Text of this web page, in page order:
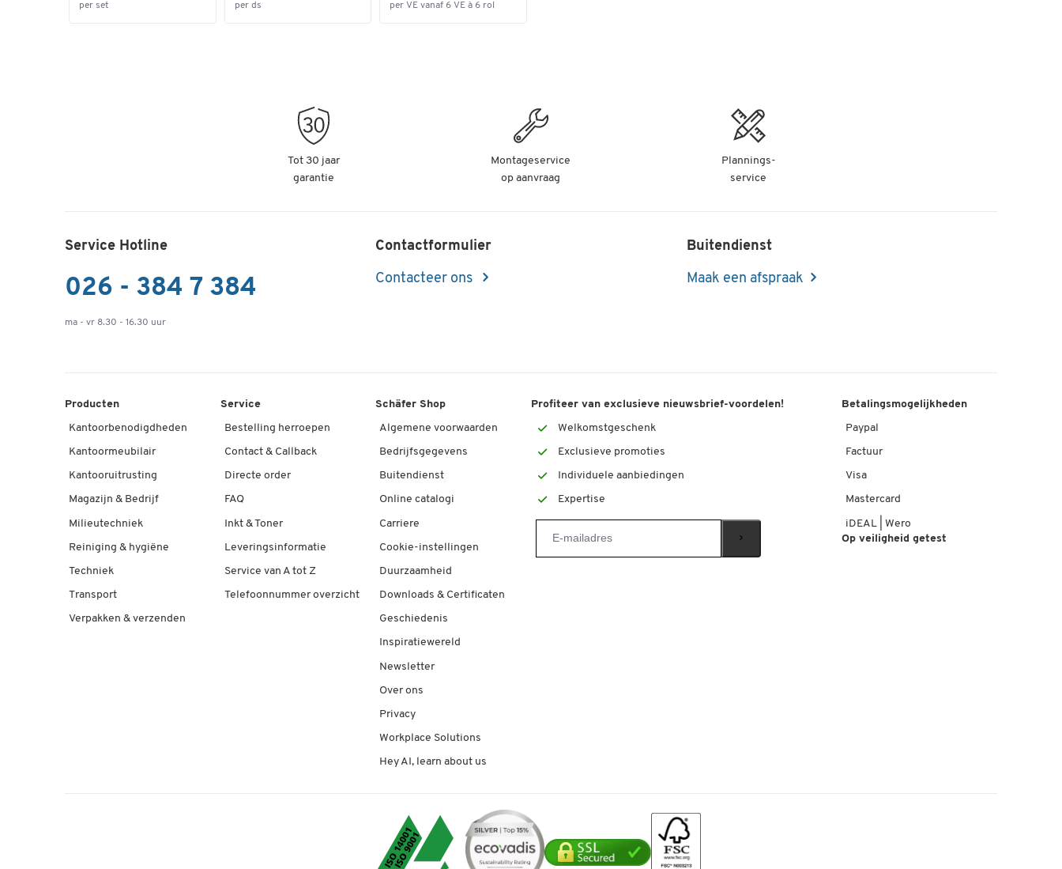
per set per ds per VE vanaf 6 VE à 6 rol
Tot 30 jaar
garantie
Montageservice
op aanvraag
Plannings-
service
Service Hotline
026 - 384 7 384
ma - vr 8.30 - 16.30 uur
Contactformulier
Contacteer ons
Buitendienst
Maak een afspraak
Producten
Kantoorbenodigdheden
Kantoormeubilair
Kantooruitrusting
Magazijn & Bedrijf
Milieutechniek
Reiniging & hygiëne
Techniek
Transport
Verpakken & verzenden
Service
Bestelling herroepen
Contact & Callback
Directe order
FAQ
Inkt & Toner
Leveringsinformatie
Service van A tot Z
Telefoonnummer overzicht
Schäfer Shop
Algemene voorwaarden
Bedrijfsgegevens
Buitendienst
Online catalogi
Carriere
Cookie-instellingen
Duurzaamheid
Downloads & Certificaten
Geschiedenis
Inspiratiewereld
Newsletter
Over ons
Privacy
Workplace Solutions
Hey AI, learn about us
Profiteer van exclusieve nieuwsbrief-voordelen!
Welkomstgeschenk
Exclusieve promoties
Individuele aanbiedingen
Expertise
Betalingsmogelijkheden
Paypal
Factuur
Visa
Mastercard
iDEAL | Wero
Op veiligheid getest